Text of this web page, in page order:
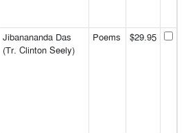
Jibanananda Das
(Tr. Clinton Seely)
Poems $29.95